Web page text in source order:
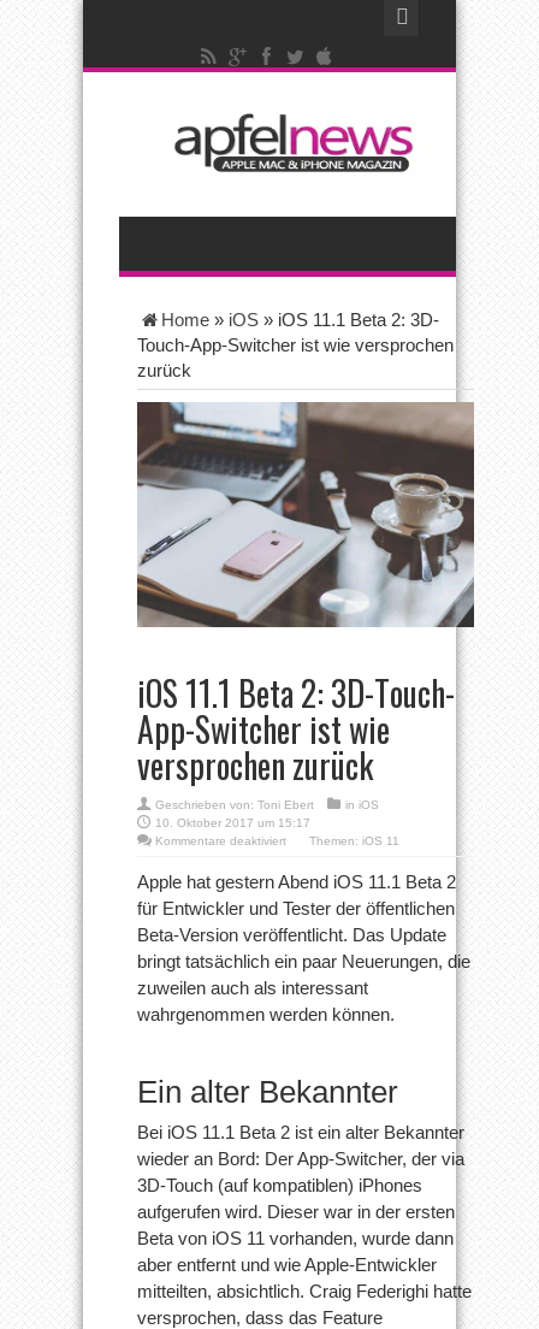
Home » iOS » iOS 11.1 Beta 2: 3D-
Touch-App-Switcher ist wie versprochen
zurück
iOS 11.1 Beta 2: 3D-Touch-
App-Switcher ist wie
versprochen zurück
Geschrieben von: Toni Ebert in iOS
10. Oktober 2017 um 15:17
Kommentare deaktiviertfür
11.1
Beta
2:
Touch-
App-
Switcher
ist
versprochen
Themen: iOS 11
Apple hat gestern Abend iOS 11.1 Beta 2
für Entwickler und Tester der öffentlichen
Beta-Version veröffentlicht. Das Update
bringt tatsächlich ein paar Neuerungen, die
zuweilen auch als interessant
wahrgenommen werden können.
Ein alter Bekannter
Bei iOS 11.1 Beta 2 ist ein alter Bekannter
wieder an Bord: Der App-Switcher, der via
3D-Touch (auf kompatiblen) iPhones
aufgerufen wird. Dieser war in der ersten
Beta von iOS 11 vorhanden, wurde dann
aber entfernt und wie Apple-Entwickler
mitteilten, absichtlich. Craig Federighi hatte
versprochen, dass das Feature